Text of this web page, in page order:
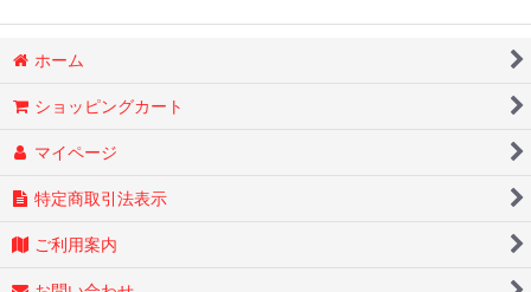
ホーム
ショッピングカート
マイページ
特定商取引法表示
ご利用案内